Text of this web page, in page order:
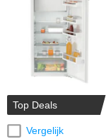
Top Deals
Vergelijk